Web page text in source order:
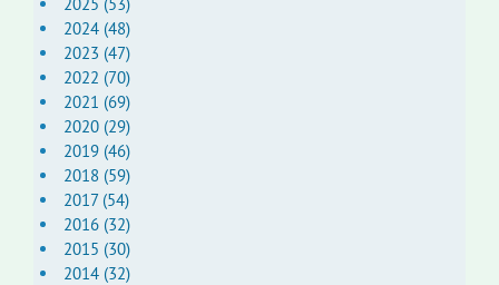
2024 (48)
2023 (47)
2022 (70)
2021 (69)
2020 (29)
2019 (46)
2018 (59)
2017 (54)
2016 (32)
2015 (30)
2014 (32)